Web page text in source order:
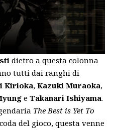
dietro a questa colonna
tutti dai ranghi di
Kirioka, Kazuki Muraoka,
e Takanari Ishiyama.
The Best is Yet To
del gioco, questa venne